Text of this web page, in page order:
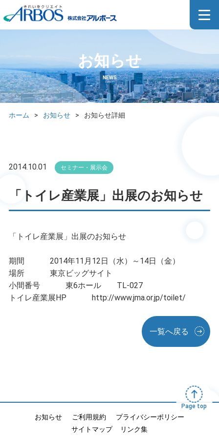
お知らせ
NEWS
ホーム > お知らせ > お知らせ詳細
2014.10.01 セミナー・展示会
「トイレ産業展」出展のお知らせ
「トイレ産業展」出展のお知らせ
期間 2014年11月12日（水）～14日（金）
場所 東京ビッグサイト
小間番号 東6ホール TL-027
トイレ産業展HP http://www.jma.or.jp/toilet/
一覧へ戻る
Page top
お知らせ ご利用規約
プライバシーポリシー
サイトマップ
リンク集